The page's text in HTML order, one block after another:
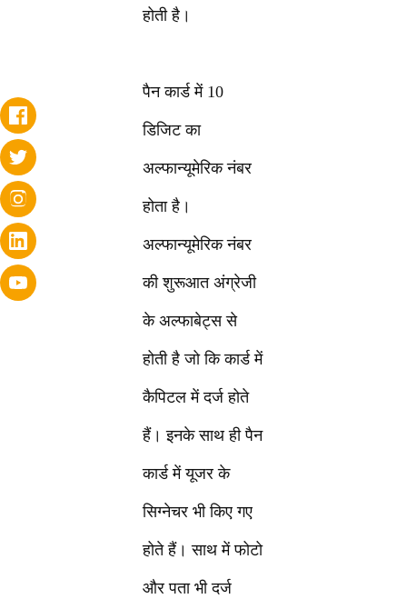
होती है।
पैन कार्ड में 10
डिजिट का
अल्फान्यूमेरिक नंबर
होता है।
अल्फान्यूमेरिक नंबर
की शुरूआत अंग्रेजी
के अल्फाबेट्स से
होती है जो कि कार्ड में
कैपिटल में दर्ज होते
हैं। इनके साथ ही पैन
कार्ड में यूजर के
सिग्नेचर भी किए गए
होते हैं। साथ में फोटो
और पता भी दर्ज